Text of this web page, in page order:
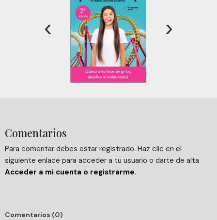
web, quienes pueden combinarla con otra información
que les haya proporcionado o que hayan recopilado a
partir del uso que haya hecho de sus servicios.
‹ ›
Comentarios
Para comentar debes estar registrado. Haz clic en el
siguiente enlace para acceder a tu usuario o darte de alta
Acceder a mi cuenta o registrarme.
Comentarios (0)